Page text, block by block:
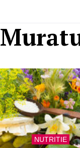
NUTRITIE